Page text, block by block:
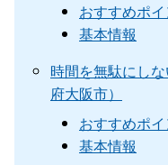
おすすめポイ
基本情報
時間を無駄にし
府大阪市）
おすすめポイ
基本情報